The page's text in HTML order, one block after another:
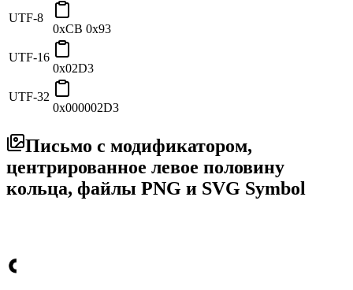
UTF-8
0xCB 0x93
UTF-16
0x02D3
UTF-32
0x000002D3
Письмо с модификатором,
центрированное левое половину
кольца, файлы PNG и SVG Symbol